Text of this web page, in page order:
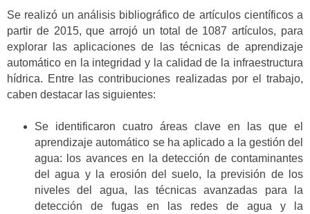
Se realizó un análisis bibliográfico de artículos científicos a
partir de 2015, que arrojó un total de 1087 artículos, para
explorar las aplicaciones de las técnicas de aprendizaje
automático en la integridad y la calidad de la infraestructura
hídrica. Entre las contribuciones realizadas por el trabajo,
caben destacar las siguientes:
Se identificaron cuatro áreas clave en las que el
aprendizaje automático se ha aplicado a la gestión del
agua: los avances en la detección de contaminantes
del agua y la erosión del suelo, la previsión de los
niveles del agua, las técnicas avanzadas para la
detección de fugas en las redes de agua y la